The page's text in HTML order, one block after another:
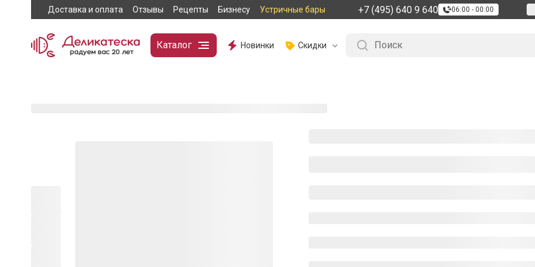
Доставка и оплата Отзывы Рецепты Бизнесу Устричные бары +7 (495) 640 9 640 06:00 - 00:00
Каталог Новинки Скидки